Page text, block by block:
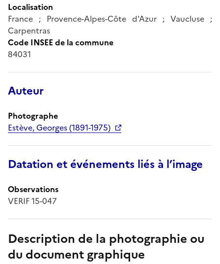
Localisation
France ; Provence-Alpes-Côte d'Azur ; Vaucluse ;
Carpentras
Code INSEE de la commune
84031
Auteur
Photographe
Estève, Georges (1891-1975)
Datation et événements liés à l’image
Observations
VERIF 15-047
Description de la photographie ou
du document graphique